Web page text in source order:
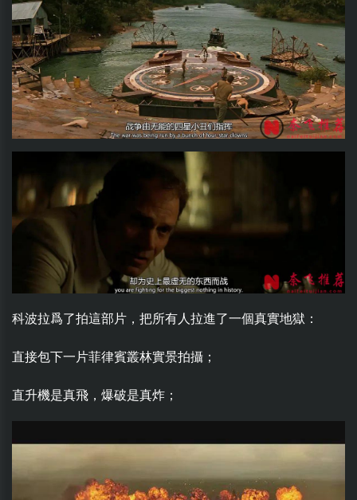
科波拉爲了拍這部片，把所有人拉進了一個真實地獄：
直接包下一片菲律賓叢林實景拍攝；
直升機是真飛，爆破是真炸；